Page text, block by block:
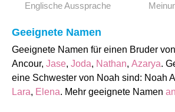
Englische Aussprache
Geeignete Namen
Geeignete Namen für einen Bruder
Ancour, Jase, Joda, Nathan, Azarya.
eine Schwester von Noah sind: Noah
Lara, Elena. Mehr geeignete Namen